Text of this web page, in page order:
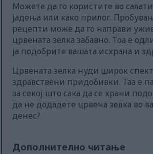
Можете да го користите во
јадења или како прилог.
рецепти може да го направи
црвената зелка забавно. Тоа е
ја подобрите вашата исхрана и
Црвената зелка нуди широк
здравствени придобивки. Таа е
за секој што сака да се храни
да не додадете црвена зелка во
денес?
Дополнително читање